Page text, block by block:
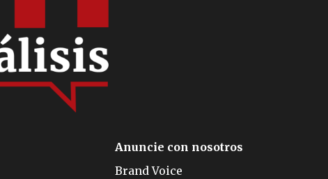
Anuncie con nosotros
Brand Voice